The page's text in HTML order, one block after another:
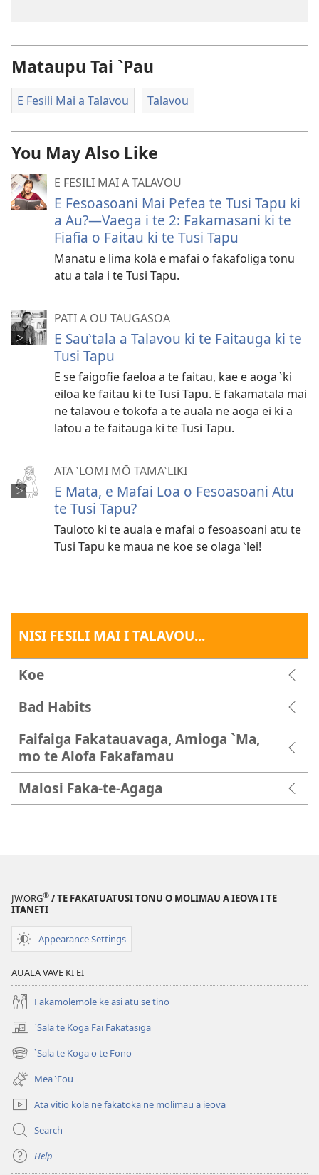
Mataupu Tai `Pau
E Fesili Mai a Talavou Talavou
You May Also Like
E FESILI MAI A TALAVOU
E Fesoasoani Mai Pefea te Tusi Tapu ki
a Au?​—Vaega i te 2: Fakamasani ki te
Fiafia o Faitau ki te Tusi Tapu
Manatu e lima kolā e mafai o fakafoliga tonu
atu a tala i te Tusi Tapu.
PATI A OU TAUGASOA
E Sau‵tala a Talavou ki te Faitauga ki te
Tusi Tapu
E se faigofie faeloa a te faitau, kae e aoga ‵ki
eiloa ke faitau ki te Tusi Tapu. E fakamatala mai
ne talavou e tokofa a te auala ne aoga ei ki a
latou a te faitauga ki te Tusi Tapu.
ATA ‵LOMI MŌ TAMA‵LIKI
E Mata, e Mafai Loa o Fesoasoani Atu
te Tusi Tapu?
Tauloto ki te auala e mafai o fesoasoani atu te
Tusi Tapu ke maua ne koe se olaga ‵lei!
NISI FESILI MAI I TALAVOU...
Koe
Bad Habits
Faifaiga Fakatauavaga, Amioga `Ma,
mo te Alofa Fakafamau
Malosi Faka-te-Agaga
JW.ORG® / TE FAKATUATUSI TONU O MOLIMAU A IEOVA I TE
ITANETI
Appearance Settings
AUALA VAVE KI EI
Fakamolemole ke āsi atu se tino
`Sala te Koga Fai Fakatasiga
(opens
new
window)
`Sala te Koga o te Fono
(opens
new
window)
Mea ‵Fou
Ata vitio kolā ne fakatoka ne molimau a ieova
Search
Help